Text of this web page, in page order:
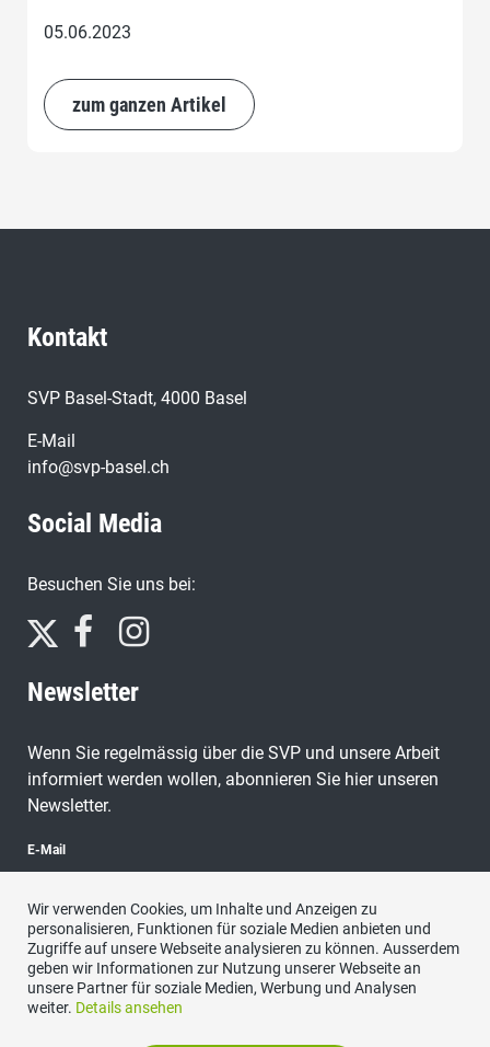
05.06.2023
zum ganzen Artikel
Kontakt
SVP Basel-Stadt, 4000 Basel
E-Mail
info@svp-basel.ch
Social Media
Besuchen Sie uns bei:
Newsletter
Wenn Sie regelmässig über die SVP und unsere Arbeit
informiert werden wollen, abonnieren Sie hier unseren
Newsletter.
E-Mail
abonnieren
Wir verwenden Cookies, um Inhalte und Anzeigen zu
personalisieren, Funktionen für soziale Medien anbieten und
Zugriffe auf unsere Webseite analysieren zu können. Ausserdem
geben wir Informationen zur Nutzung unserer Webseite an
unsere Partner für soziale Medien, Werbung und Analysen
weiter. Details ansehen